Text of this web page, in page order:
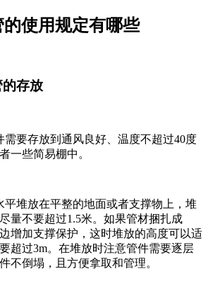
的使用规定有哪些
存放
需要存放到通风良好、温度不超过40度
一些简易棚中。
平堆放在平整的地面或者支撑物上，堆
量不要超过1.5米。如果管材捆扎成
增加支撑保护，这时堆放的高度可以适
超过3m。在堆放时注意管件需要逐层
不倒塌，且方便拿取和管理。